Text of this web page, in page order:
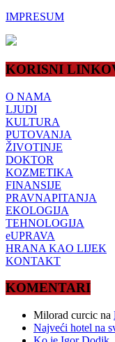
IMPRESUM
KORISNI
O NAMA
LJUDI
KULTURA
PUTOVANJA
ŽIVOTINJE
DOKTOR
KOZMETIKA
FINANSIJE
PRAVNAPITANJA
EKOLOGIJA
TEHNOLOGIJA
eUPRAVA
HRANA KAO LIJEK
KONTAKT
KOMENTARI
Milorad curcic na
Najveći hotel na